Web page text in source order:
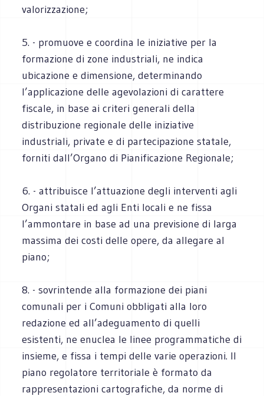
valorizzazione;
5. - promuove e coordina le iniziative per la
formazione di zone industriali, ne indica
ubicazione e dimensione, determinando
l’applicazione delle agevolazioni di carattere
fiscale, in base ai criteri generali della
distribuzione regionale delle iniziative
industriali, private e di partecipazione statale,
forniti dall’Organo di Pianificazione Regionale;
6. - attribuisce l’attuazione degli interventi agli
Organi statali ed agli Enti locali e ne fissa
l’ammontare in base ad una previsione di larga
massima dei costi delle opere, da allegare al
piano;
8. - sovrintende alla formazione dei piani
comunali per i Comuni obbligati alla loro
redazione ed all’adeguamento di quelli
esistenti, ne enuclea le linee programmatiche di
insieme, e fissa i tempi delle varie operazioni. Il
piano regolatore territoriale è formato da
rappresentazioni cartografiche, da norme di